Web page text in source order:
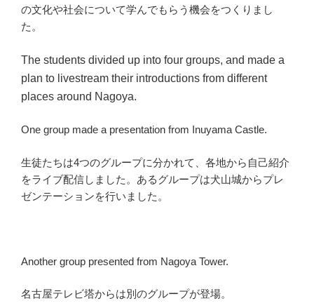
の文化や社会について学んでもらう機会をつくりまし
た。
The students divided up into four groups, and made a
plan to livestream their introductions from different
places around Nagoya.
One group made a presentation from Inuyama Castle.
生徒たちは4つのグループに分かれて、各地から自己紹介
をライブ配信しました。あるグループは犬山城からプレ
ゼンテーションを行いました。
Another group presented from Nagoya Tower.
名古屋テレビ塔からは別のグループが登場。